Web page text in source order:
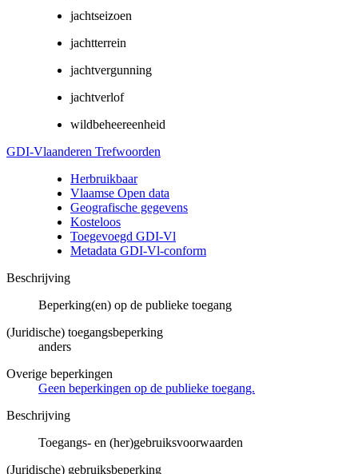
jachtseizoen
jachtterrein
jachtvergunning
jachtverlof
wildbeheereenheid
GDI-Vlaanderen Trefwoorden
Herbruikbaar
Vlaamse Open data
Geografische gegevens
Kosteloos
Toegevoegd GDI-Vl
Metadata GDI-Vl-conform
Beschrijving
Beperking(en) op de publieke toegang
(Juridische) toegangsbeperking
anders
Overige beperkingen
Geen beperkingen op de publieke toegang.
Beschrijving
Toegangs- en (her)gebruiksvoorwaarden
(Juridische) gebruiksbeperking